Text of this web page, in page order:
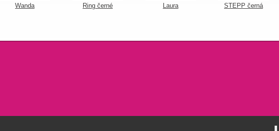
Wanda
Ring černé
Laura
STEPP černá